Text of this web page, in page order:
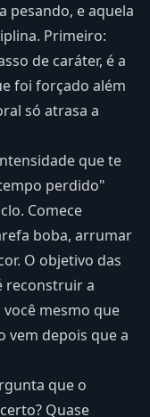
pesando, e aquela
Primeiro:
de caráter, é a
foi forçado além
só atrasa a
que te
perdido"
Comece
boba, arrumar
O objetivo das
reconstruir a
mesmo que
vem depois que a
que o
Quase